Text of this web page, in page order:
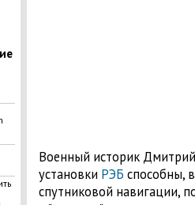
Военный историк
установки РЭБ способны,
спутниковой навигации,